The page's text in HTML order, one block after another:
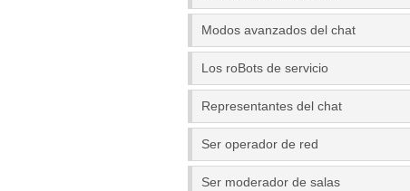
Modos avanzados del chat
Los roBots de servicio
Representantes del chat
Ser operador de red
Ser moderador de salas